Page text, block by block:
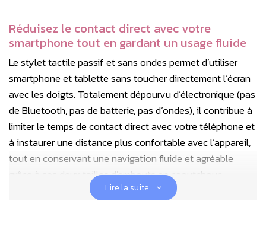
Réduisez le contact direct avec votre
smartphone tout en gardant un usage fluide
Le stylet tactile passif et sans ondes permet d’utiliser
smartphone et tablette sans toucher directement l’écran
avec les doigts. Totalement dépourvu d’électronique (pas
de Bluetooth, pas de batterie, pas d’ondes), il contribue à
limiter le temps de contact direct avec votre téléphone et
à instaurer une distance plus confortable avec l’appareil,
tout en conservant une navigation fluide et agréable
grâce à ses deux tailles d'embouts en caoutchouc.
Lire la suite...